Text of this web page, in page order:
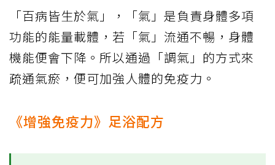
「百病皆生於氣」，「氣」是負責身體多項
功能的能量載體，若「氣」流通不暢，身體
機能便會下降。所以通過「調氣」的方式來
疏通氣瘀，便可加強人體的免疫力。
《增強免疫力》足浴配方